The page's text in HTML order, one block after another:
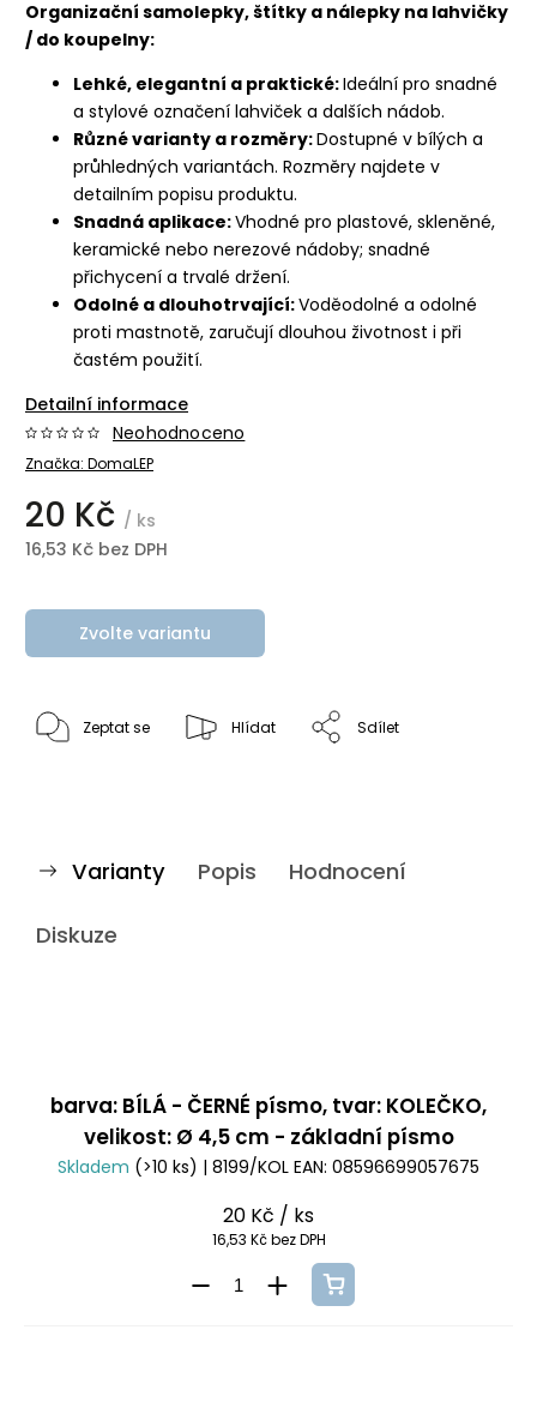
Organizační samolepky, štítky a nálepky na lahvičky
/ do koupelny:
Lehké, elegantní a praktické:Ideální pro snadné
a stylové označení lahviček a dalších nádob.
Různé varianty a rozměry:Dostupné v bílých a
průhledných variantách. Rozměry najdete v
detailním popisu produktu.
Snadná aplikace:Vhodné pro plastové, skleněné,
keramické nebo nerezové nádoby; snadné
přichycení a trvalé držení.
Odolné a dlouhotrvající:Voděodolné a odolné
proti mastnotě, zaručují dlouhou životnost i při
častém použití.
Detailní informace
Značka: DomaLEP
Neohodnoceno
20 Kč / ks
16,53 Kč bez DPH
Zvolte variantu
Zeptat se Hlídat Sdílet
Varianty Popis Hodnocení
Diskuze
barva: BÍLÁ - ČERNÉ písmo, tvar: KOLEČKO,
velikost: Ø 4,5 cm - základní písmo
Skladem (>10 ks) | 8199/KOL EAN: 08596699057675
20 Kč / ks
16,53 Kč bez DPH